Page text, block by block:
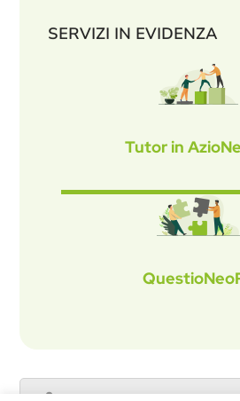
SERVIZI IN EVIDENZA
Tutor in